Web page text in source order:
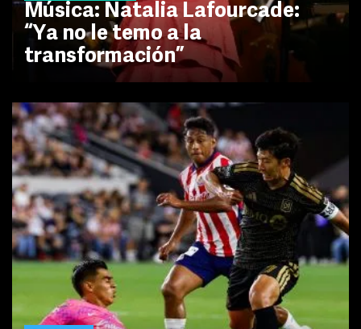
Música: Natalia Lafourcade:
“Ya no le temo a la
transformación”